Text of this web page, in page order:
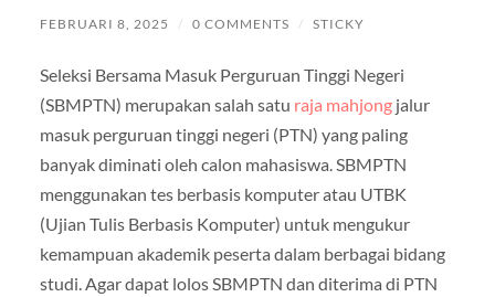
FEBRUARI 8, 2025 / 0 COMMENTS / STICKY
Seleksi Bersama Masuk Perguruan Tinggi Negeri
(SBMPTN) merupakan salah satu raja mahjongjalur
masuk perguruan tinggi negeri (PTN) yang paling
banyak diminati oleh calon mahasiswa. SBMPTN
menggunakan tes berbasis komputer atau UTBK
(Ujian Tulis Berbasis Komputer) untuk mengukur
kemampuan akademik peserta dalam berbagai bidang
studi. Agar dapat lolos SBMPTN dan diterima di PTN